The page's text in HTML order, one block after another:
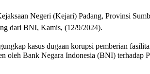
Negeri (Kejari) Padang, Provinsi
dari BNI, Kamis, (12/9/2024).
kasus dugaan korupsi pemberian
oleh Bank Negara Indonesia (BNI) terhadap